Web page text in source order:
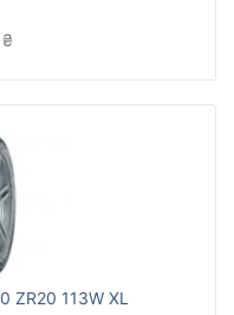
₴
ZR20 113W XL